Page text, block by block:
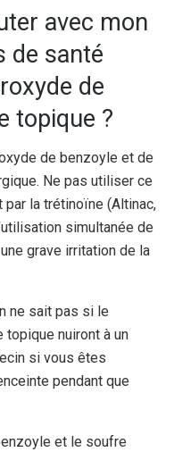
avec mon
de santé
de
topique ?
de benzoyle et de
Ne pas utiliser ce
par la trétinoïne (Altinac,
simultanée de
grave irritation de la
ne sait pas si le
nuiront à un
si vous êtes
pendant que
et le soufre